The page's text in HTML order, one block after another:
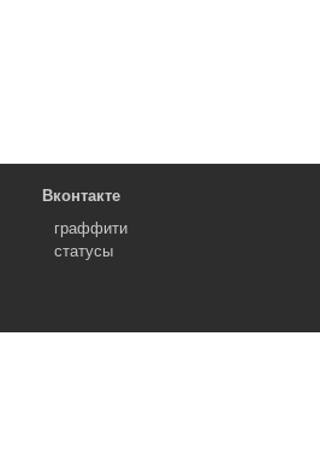
Вконтакте
граффити
статусы